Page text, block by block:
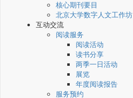
核心期刊要目
北京大学数字人文工作坊
互动交流
阅读服务
阅读活动
读书分享
两季一日活动
展览
年度阅读报告
服务预约